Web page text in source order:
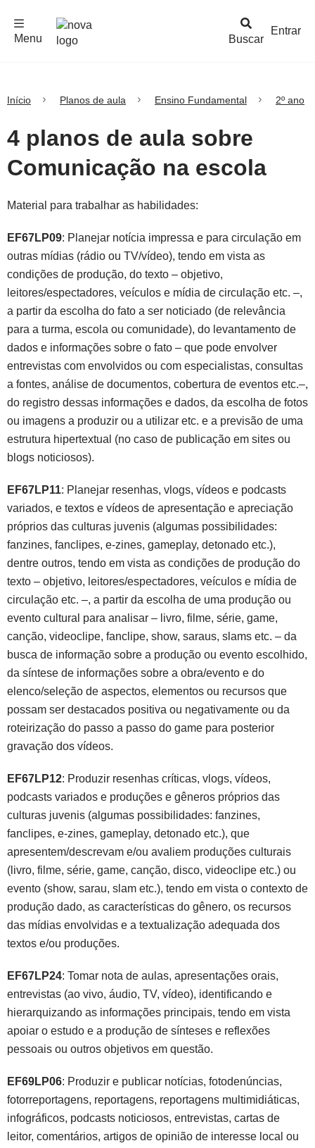
Buscar
Menu
Entrar
Início Planos de aula Ensino Fundamental 2º ano
4 planos de aula sobre
Comunicação na escola
Material para trabalhar as habilidades:
EF67LP09: Planejar notícia impressa e para circulação em
outras mídias (rádio ou TV/vídeo), tendo em vista as
condições de produção, do texto – objetivo,
leitores/espectadores, veículos e mídia de circulação etc. –,
a partir da escolha do fato a ser noticiado (de relevância
para a turma, escola ou comunidade), do levantamento de
dados e informações sobre o fato – que pode envolver
entrevistas com envolvidos ou com especialistas, consultas
a fontes, análise de documentos, cobertura de eventos etc.–,
do registro dessas informações e dados, da escolha de fotos
ou imagens a produzir ou a utilizar etc. e a previsão de uma
estrutura hipertextual (no caso de publicação em sites ou
blogs noticiosos).
EF67LP11: Planejar resenhas, vlogs, vídeos e podcasts
variados, e textos e vídeos de apresentação e apreciação
próprios das culturas juvenis (algumas possibilidades:
fanzines, fanclipes, e-zines, gameplay, detonado etc.),
dentre outros, tendo em vista as condições de produção do
texto – objetivo, leitores/espectadores, veículos e mídia de
circulação etc. –, a partir da escolha de uma produção ou
evento cultural para analisar – livro, filme, série, game,
canção, videoclipe, fanclipe, show, saraus, slams etc. – da
busca de informação sobre a produção ou evento escolhido,
da síntese de informações sobre a obra/evento e do
elenco/seleção de aspectos, elementos ou recursos que
possam ser destacados positiva ou negativamente ou da
roteirização do passo a passo do game para posterior
gravação dos vídeos.
EF67LP12: Produzir resenhas críticas, vlogs, vídeos,
podcasts variados e produções e gêneros próprios das
culturas juvenis (algumas possibilidades: fanzines,
fanclipes, e-zines, gameplay, detonado etc.), que
apresentem/descrevam e/ou avaliem produções culturais
(livro, filme, série, game, canção, disco, videoclipe etc.) ou
evento (show, sarau, slam etc.), tendo em vista o contexto de
produção dado, as características do gênero, os recursos
das mídias envolvidas e a textualização adequada dos
textos e/ou produções.
EF67LP24: Tomar nota de aulas, apresentações orais,
entrevistas (ao vivo, áudio, TV, vídeo), identificando e
hierarquizando as informações principais, tendo em vista
apoiar o estudo e a produção de sínteses e reflexões
pessoais ou outros objetivos em questão.
EF69LP06: Produzir e publicar notícias, fotodenúncias,
fotorreportagens, reportagens, reportagens multimidiáticas,
infográficos, podcasts noticiosos, entrevistas, cartas de
leitor, comentários, artigos de opinião de interesse local ou